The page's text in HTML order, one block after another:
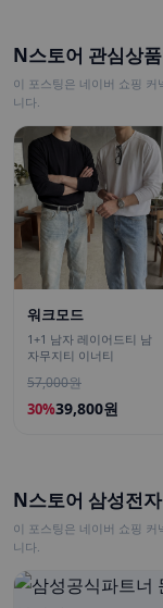
N스토어 관심상
이 포스팅은 네이버 쇼핑
니다.
워크모드
1+1 남자 레이어드티 남
자무지티 이너티
57,000원
30%39,800원
N스토어 삼성전
이 포스팅은 네이버 쇼핑
니다.